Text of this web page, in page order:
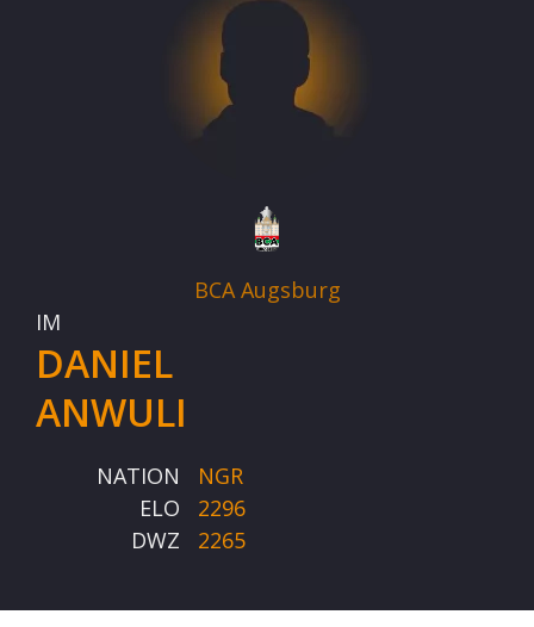
BCA Augsburg
IM
DANIEL
ANWULI
NATION
NGR
ELO
2296
DWZ
2265